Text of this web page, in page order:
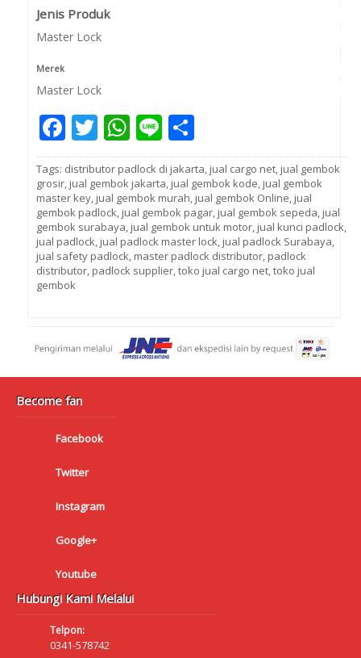
Jenis Produk
Master Lock
Merek
Master Lock
Facebook
Twitter
WhatsApp
Line
Tags: distributor padlock di jakarta, jual cargo net, jual gembok
grosir, jual gembok jakarta, jual gembok kode, jual gembok
master key, jual gembok murah, jual gembok Online, jual
gembok padlock, jual gembok pagar, jual gembok sepeda, jual
gembok surabaya, jual gembok untuk motor, jual kunci padlock,
jual padlock, jual padlock master lock, jual padlock Surabaya,
jual safety padlock, master padlock distributor, padlock
distributor, padlock supplier,toko jual cargo net,toko jual
gembok
Become fan
Facebook
Twitter
Instagram
Google+
Youtube
Hubungi Kami Melalui
Telpon:
0341-578742